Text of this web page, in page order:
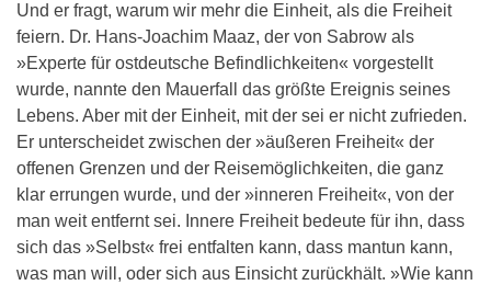
Und er fragt, warum wir mehr die Einheit, als die Freiheit
feiern. Dr. Hans-Joachim Maaz, der von Sabrow als
»Experte für ostdeutsche Befindlichkeiten« vorgestellt
wurde, nannte den Mauerfall das größte Ereignis seines
Lebens. Aber mit der Einheit, mit der sei er nicht zufrieden.
Er unterscheidet zwischen der »äußeren Freiheit« der
offenen Grenzen und der Reisemöglichkeiten, die ganz
klar errungen wurde, und der »inneren Freiheit«, von der
man weit entfernt sei. Innere Freiheit bedeute für ihn, dass
sich das »Selbst« frei entfalten kann, dass mantun kann,
was man will, oder sich aus Einsicht zurückhält. »Wie kann